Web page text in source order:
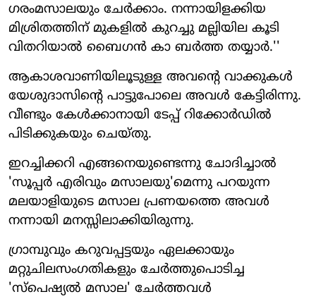
ഗരംമസാലയും ചേര്‍ക്കാം. നന്നായിളക്കിയ
മിശ്രിതത്തിന് മുകളില്‍ കുറച്ചു മല്ലിയില കൂടി
വിതറിയാല്‍ ബൈഗന്‍ കാ ബര്‍ത്ത തയ്യാര്‍.''
ആകാശവാണിയിലൂടുള്ള അവന്റെ വാക്കുകള്‍
യേശുദാസിന്റെ പാട്ടുപോലെ അവള്‍ കേട്ടിരിന്നു.
വീണ്ടും കേള്‍ക്കാനായി ടേപ്പ് റിക്കോര്‍ഡില്‍
പിടിക്കുകയും ചെയ്തു.
ഇറച്ചിക്കറി എങ്ങനെയുണ്ടെന്നു ചോദിച്ചാല്‍
'സൂപ്പര്‍ എരിവും മസാലയു'മെന്നു പറയുന്ന
മലയാളിയുടെ മസാല പ്രണയത്തെ അവള്‍
നന്നായി മനസ്സിലാക്കിയിരുന്നു.
ഗ്രാമ്പുവും കറുവപ്പട്ടയും ഏലക്കായും
മറ്റുചിലസംഗതികളും ചേര്‍ത്തുപൊടിച്ച
'സ്‌പെഷ്യല്‍ മസാല' ചേര്‍ത്തവള്‍